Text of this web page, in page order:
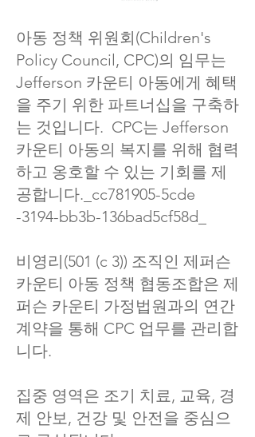
아동 정책 위원회(Children's
Policy Council, CPC)의 임무는
Jefferson 카운티 아동에게 혜택
을 주기 위한 파트너십을 구축하
는 것입니다. CPC는 Jefferson
카운티 아동의 복지를 위해 협력
하고 옹호할 수 있는 기회를 제
공합니다._cc781905-5cde
-3194-bb3b-136bad5cf58d_
비영리(501 (c 3)) 조직인 제퍼슨
카운티 아동 정책 협동조합은 제
퍼슨 카운티 가정법원과의 연간
계약을 통해 CPC 업무를 관리합
니다.
집중 영역은 조기 치료, 교육, 경
제 안보, 건강 및 안전을 중심으